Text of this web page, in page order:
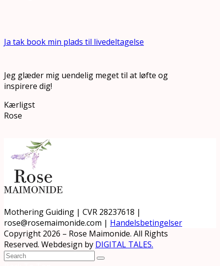
Ja tak book min plads til livedeltagelse
Jeg glæder mig uendelig meget til at løfte og
inspirere dig!
Kærligst
Rose
Mothering Guiding | CVR 28237618 |
rose@rosemaimonide.com | Handelsbetingelser
Copyright 2026 – Rose Maimonide. All Rights
Reserved. Webdesign by DIGITAL TALES.